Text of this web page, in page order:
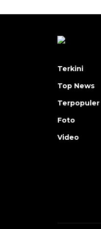
Terkini
Top News
Terpopuler
Foto
Video